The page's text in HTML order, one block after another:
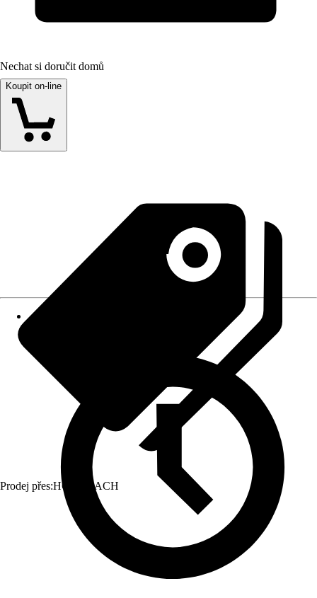
Nechat si doručit domů
Koupit on-line
Prodej přes:HORNBACH